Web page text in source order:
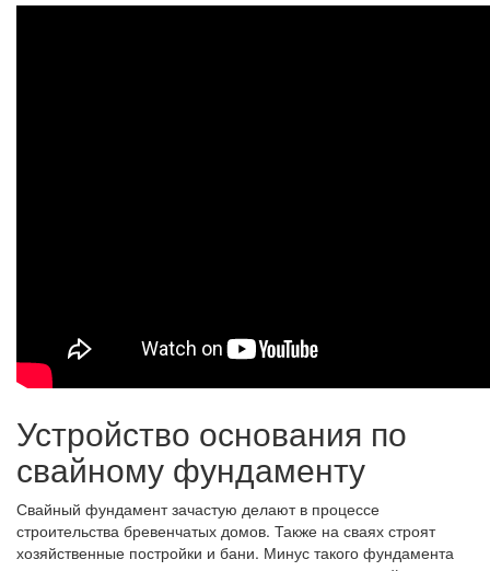
Устройство основания по
свайному фундаменту
Свайный фундамент зачастую делают в процессе
строительства бревенчатых домов. Также на сваях строят
хозяйственные постройки и бани. Минус такого фундамента